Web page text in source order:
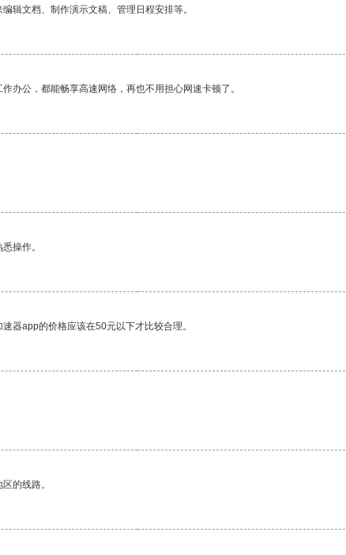
辑文档、制作演示文稿、管理日程安排等。
办公，都能畅享高速网络，再也不用担心网速卡顿了。
操作。
器app的价格应该在50元以下才比较合理。
的线路。